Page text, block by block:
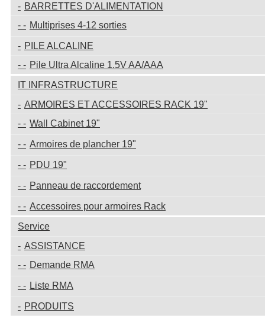
BARRETTES D'ALIMENTATION
Multiprises 4-12 sorties
PILE ALCALINE
Pile Ultra Alcaline 1.5V AA/AAA
IT INFRASTRUCTURE
ARMOIRES ET ACCESSOIRES RACK 19"
Wall Cabinet 19"
Armoires de plancher 19"
PDU 19"
Panneau de raccordement
Accessoires pour armoires Rack
Service
ASSISTANCE
Demande RMA
Liste RMA
PRODUITS